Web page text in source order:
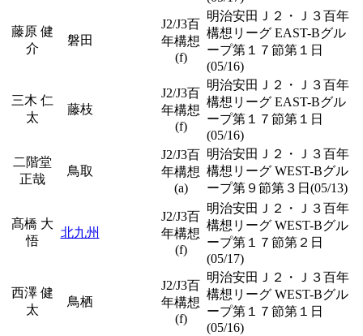
藤原 健
介
磐田
J2/J3百
年構想
(f)
明治安田Ｊ２・Ｊ３百年
構想リーグ EAST-Bグル
ープ第１７節第１日
(05/16)
三木 仁
太
藤枝
J2/J3百
年構想
(f)
明治安田Ｊ２・Ｊ３百年
構想リーグ EAST-Bグル
ープ第１７節第１日
(05/16)
二階堂
正哉
鳥取
J2/J3百
年構想
(a)
明治安田Ｊ２・Ｊ３百年
構想リーグ WEST-Bグル
ープ第９節第３日(05/13)
髙橋 大
悟
北九州
J2/J3百
年構想
(f)
明治安田Ｊ２・Ｊ３百年
構想リーグ WEST-Bグル
ープ第１７節第２日
(05/17)
西澤 健
太
鳥栖
J2/J3百
年構想
(f)
明治安田Ｊ２・Ｊ３百年
構想リーグ WEST-Bグル
ープ第１７節第１日
(05/16)